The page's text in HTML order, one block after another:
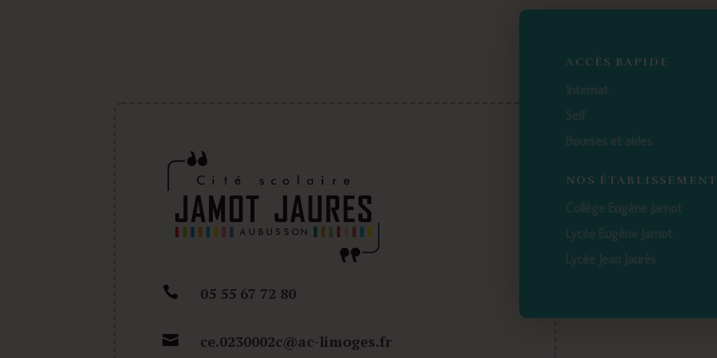
 05 55 67 72 80
 ce.0230002c@ac-limoges.fr
ACCÈS RAPIDE
Internat
Self
Bourses et aides
NOS
Collège Eugène Jamot
Lycée Eugène Jamot
Lycée Jean Jaurès